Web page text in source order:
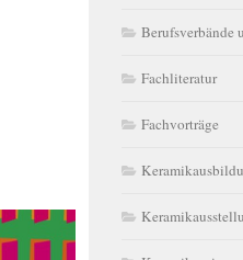
Berufsverbände
Fachliteratur
Fachvorträge